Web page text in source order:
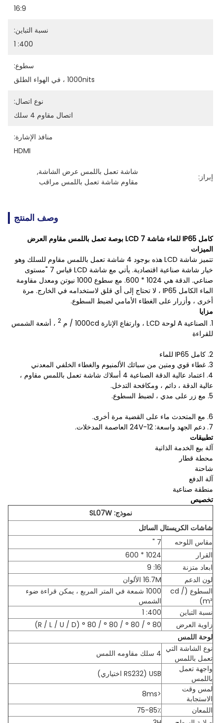
16:9
نسبة التباين:
400: 1
سطوع:
1000nits ، في الهواء الطلق
نوع اتصال:
اتصال مقاوم 4 سلك
منافذ الإشارة:
HDMI
إبراز:
شاشة تعمل باللمس عرض الشاشة,
مقاوم شاشة تعمل باللمس مراقب
وصف المنتج
كامل IP65 للماء شاشة LCD 7 بوصة تعمل باللمس مقاوم العرض
الميزات
تتميز شاشة LCD هذه بوجود 4 شاشة تعمل باللمس مقاوم للسلك وهو
خيار شاشة صناعية اقتصادية. يأتي مع شاشة LCD قياس 7 "مستوى
صناعي. الدقة هي 1024 * 600. مع سطوع 1000 نيوتن ومعدل مقاومة
الماء الكامل IP65 ، لا تحتاج إلى أي قلق لاستخدامه في الخارج. مرة
أخرى ، وأزرار على الغطاء الأمامي لضبط السطوع.
مزايا
1. الصناعية A لوحة LCD ، وارتفاع الإنارة 1000cd / م 2 ، أشعة الشمس
للقراءة
2. كامل IP65 للماء
3. غطاء قوي ومتين من سبائك الألمنيوم والغطاء الخلفي المعدني
4. اعتماد عالية الدقة الصناعية 4 أسلاك شاشة تعمل باللمس مقاوم ،
عالية الدقة ، دائم ، ومكافحة التدخل.
5. مع زر على مدي ، لضبط السطوع.
6. مع المتحدث ماء على القضية مرة أخرى.
7. دعم الجهد واسعة: 12-24V العاصمة المدخلات.
تطبيقات
آلة بيع الخدمة الذاتية
محطة قطار
شاحنة
آلة الدفع
منطقة صناعية
تخصيص
نموذج: SL07W
شاشات الكريستال السائل
مقاس اللوحه
7 "
القرار
1024 * 600
ابعاد متزنة
16: 9
لون الدعم
16.7M الألوان
السطوع (cd /
m²)
1000 شمعة في المتر المربع ، يمكن قراءة ضوء
الشمس
نسبة التباين
400: 1
زاوية العرض
80 ° / 80 ° / 80 ° / 80 ° (R / L / U / D)
لوحة اللمس
نوع الشاشة التي
تعمل باللمس
4 سلك مقاومه اللمس
واجهة تعمل
باللمس
USB (RS232 اختياري)
لمس وقت
الاستجابة
<8ms
اللمعان
75-85٪